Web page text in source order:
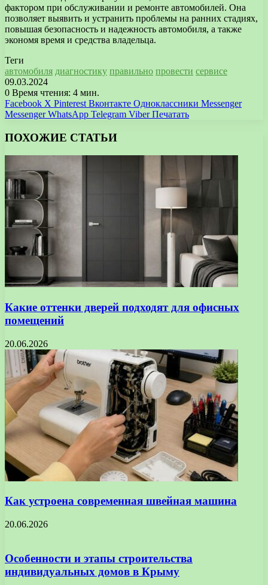
фактором при обслуживании и ремонте автомобилей. Она
позволяет выявить и устранить проблемы на ранних стадиях,
повышая безопасность и надежность автомобиля, а также
экономя время и средства владельца.
Теги
автомобиля диагностику правильно провести сервисе
09.03.2024
0 Время чтения: 4 мин.
Facebook X Pinterest Вконтакте Одноклассники Messenger
Messenger WhatsApp Telegram Viber Печатать
ПОХОЖИЕ СТАТЬИ
Какие оттенки дверей подходят для офисных
помещений
20.06.2026
Как устроена современная швейная машина
20.06.2026
Особенности и этапы строительства
индивидуальных домов в Крыму